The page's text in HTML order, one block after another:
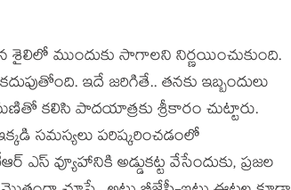
ముందుకు సాగాల‌ని నిర్ణ‌యించుకుంది.
ఇదే జరిగితే.. త‌న‌కు ఇబ్బందులు
క‌లిసి పాద‌యాత్ర‌కు శ్రీకారం చుట్టారు.
స‌మ‌స్య‌లు ప‌రిష్క‌రించ‌డంలో
వ్యూహానికి అడ్డుక‌ట్ట వేసేందుకు, ప్ర‌జ‌ల